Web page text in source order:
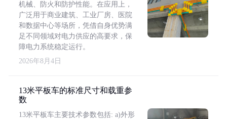
机械、防火和防护性能。在应用上，
广泛用于商业建筑、工业厂房、医院
和数据中心等场所，凭借自身优势满
足不同领域对电力供应的高要求，保
障电力系统稳定运行。
2026年8月4日
13米平板车的标准尺寸和载重参
数
13米平板车主要技术参数包括: a)外形